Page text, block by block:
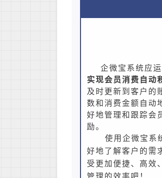
企微宝系统应
实现会员消费自动
及时更新到客户的
数和消费金额自动
好地管理和跟踪会
励。
使用企微宝系
好地了解客户的需
受更加便捷、高效
管理的效率吧！